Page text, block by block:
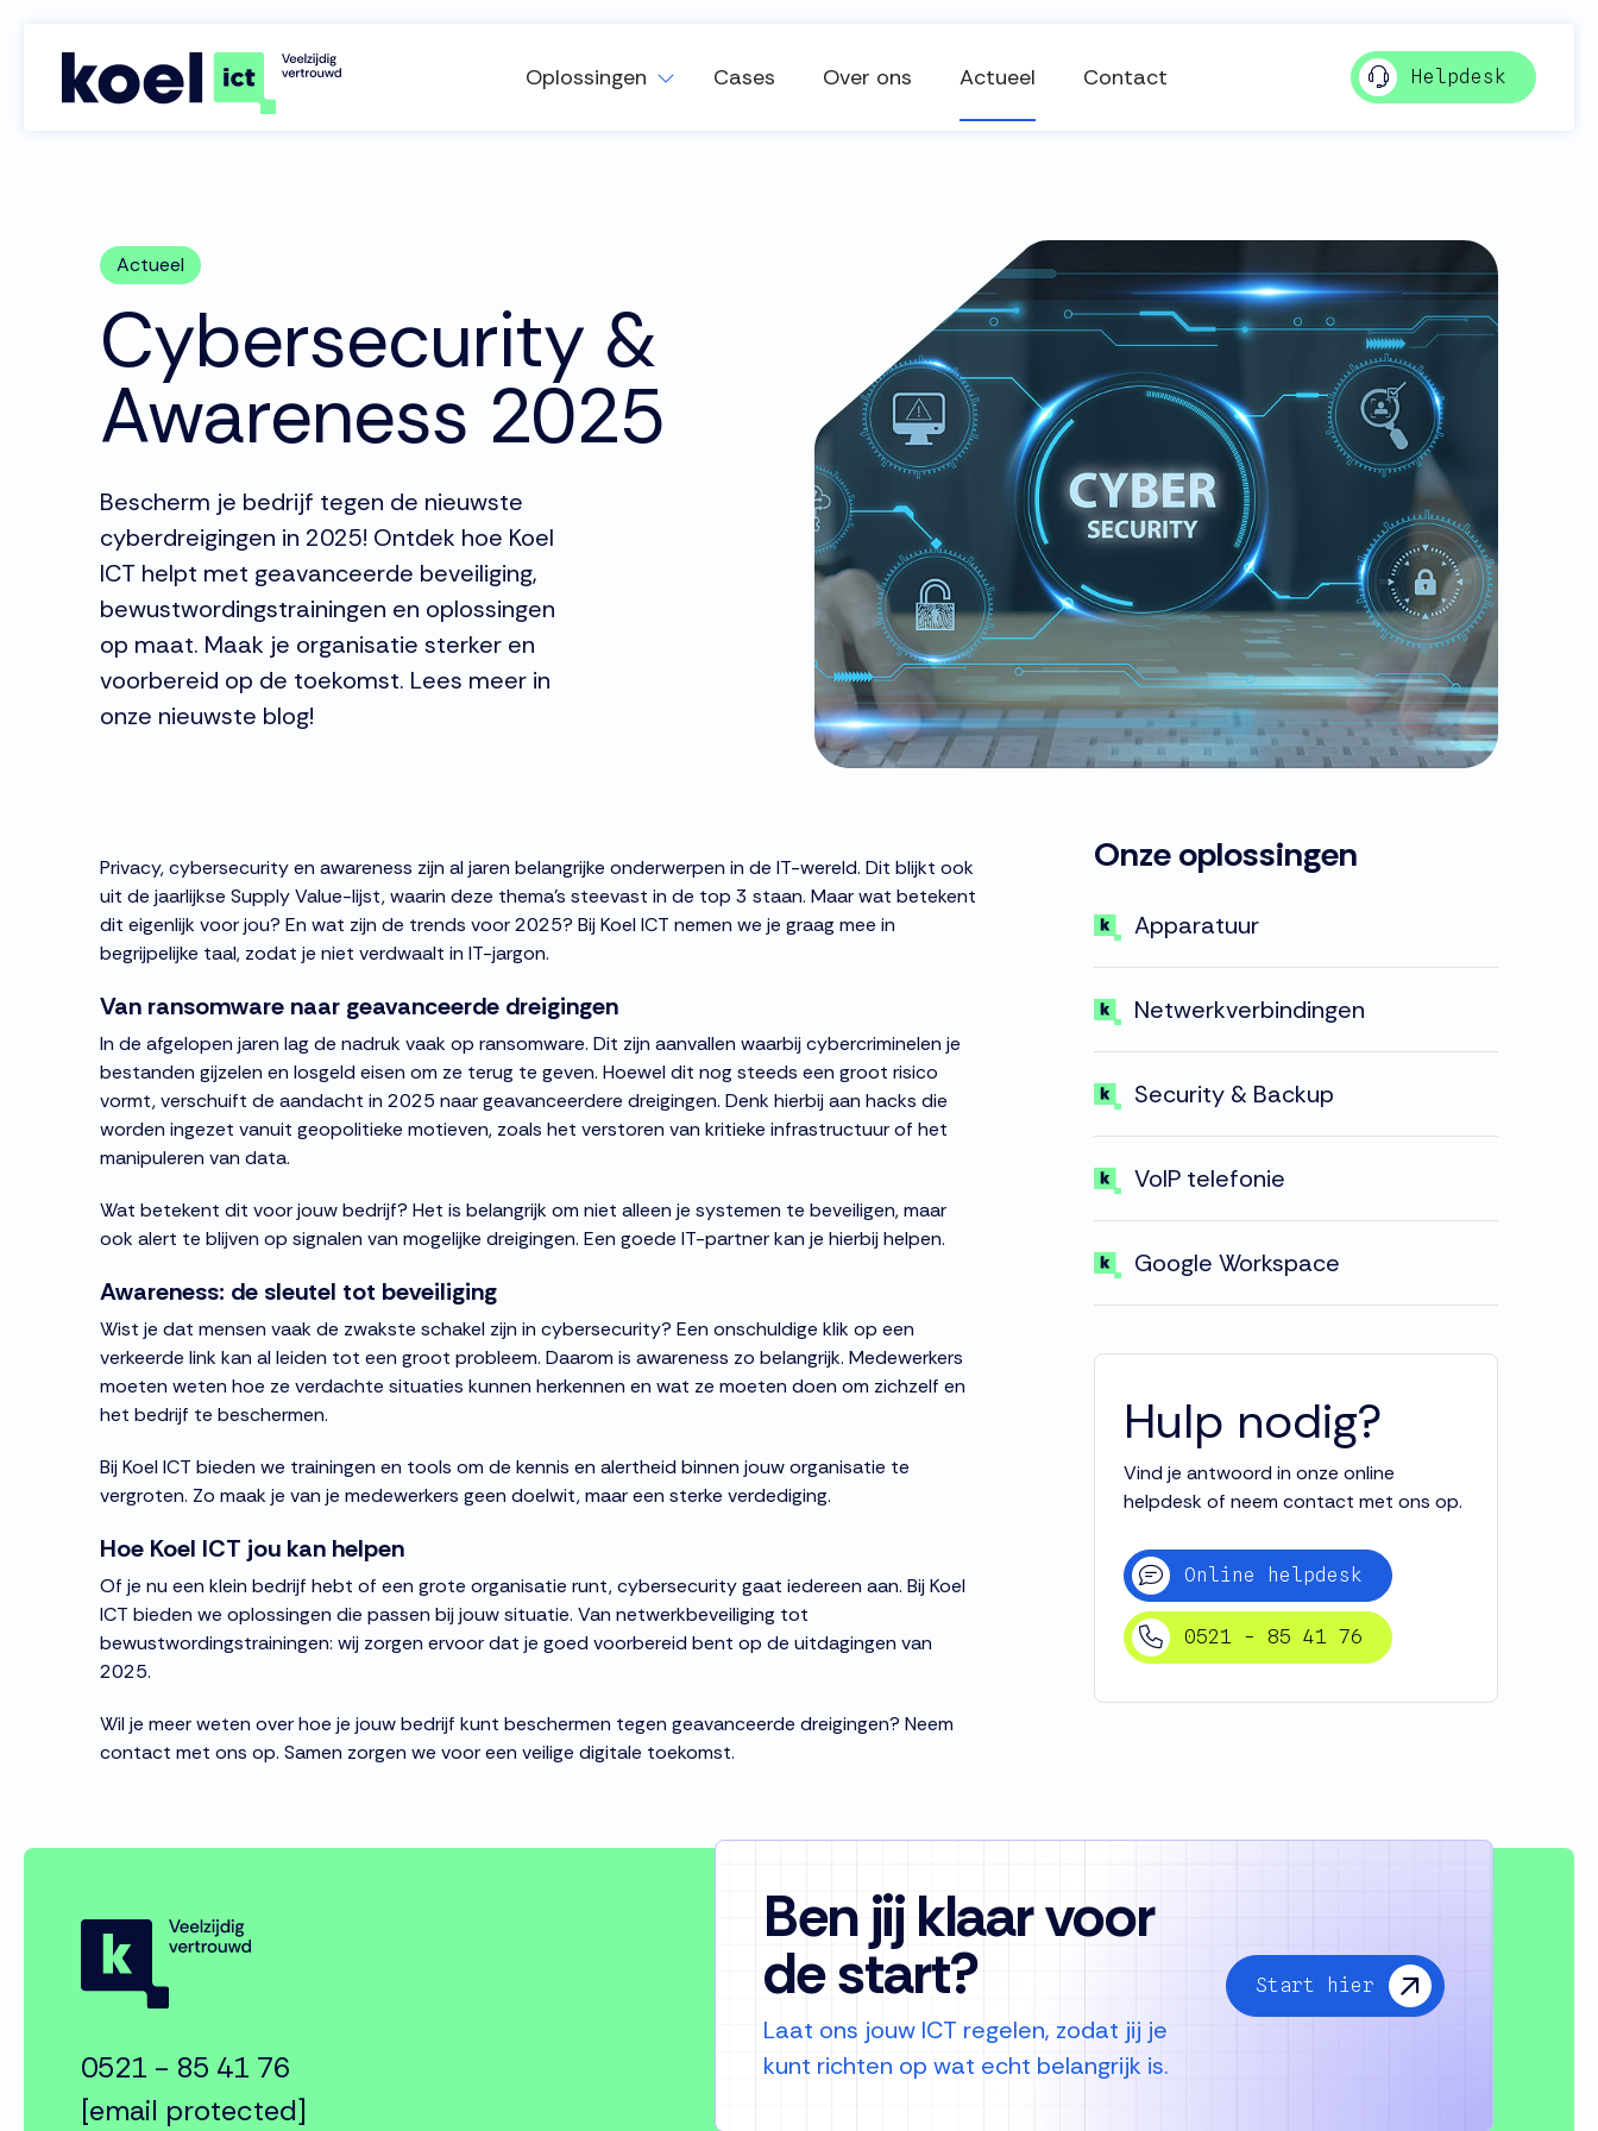
Oplossingen Cases Over ons Actueel Contact Helpdesk
Actueel
Cybersecurity &
Awareness 2025
Bescherm je bedrijf tegen de nieuwste
cyberdreigingen in 2025! Ontdek hoe Koel
ICT helpt met geavanceerde beveiliging,
bewustwordingstrainingen en oplossingen
op maat. Maak je organisatie sterker en
voorbereid op de toekomst. Lees meer in
onze nieuwste blog!
Privacy, cybersecurity en awareness zijn al jaren belangrijke onderwerpen in de IT-wereld. Dit blijkt ook
uit de jaarlijkse Supply Value-lijst, waarin deze thema’s steevast in de top 3 staan. Maar wat betekent
dit eigenlijk voor jou? En wat zijn de trends voor 2025? Bij Koel ICT nemen we je graag mee in
begrijpelijke taal, zodat je niet verdwaalt in IT-jargon.
Van ransomware naar geavanceerde dreigingen
In de afgelopen jaren lag de nadruk vaak op ransomware. Dit zijn aanvallen waarbij cybercriminelen je
bestanden gijzelen en losgeld eisen om ze terug te geven. Hoewel dit nog steeds een groot risico
vormt, verschuift de aandacht in 2025 naar geavanceerdere dreigingen. Denk hierbij aan hacks die
worden ingezet vanuit geopolitieke motieven, zoals het verstoren van kritieke infrastructuur of het
manipuleren van data.
Wat betekent dit voor jouw bedrijf? Het is belangrijk om niet alleen je systemen te beveiligen, maar
ook alert te blijven op signalen van mogelijke dreigingen. Een goede IT-partner kan je hierbij helpen.
Awareness: de sleutel tot beveiliging
Wist je dat mensen vaak de zwakste schakel zijn in cybersecurity? Een onschuldige klik op een
verkeerde link kan al leiden tot een groot probleem. Daarom is awareness zo belangrijk. Medewerkers
moeten weten hoe ze verdachte situaties kunnen herkennen en wat ze moeten doen om zichzelf en
het bedrijf te beschermen.
Bij Koel ICT bieden we trainingen en tools om de kennis en alertheid binnen jouw organisatie te
vergroten. Zo maak je van je medewerkers geen doelwit, maar een sterke verdediging.
Hoe Koel ICT jou kan helpen
Of je nu een klein bedrijf hebt of een grote organisatie runt, cybersecurity gaat iedereen aan. Bij Koel
ICT bieden we oplossingen die passen bij jouw situatie. Van netwerkbeveiliging tot
bewustwordingstrainingen: wij zorgen ervoor dat je goed voorbereid bent op de uitdagingen van
2025.
Wil je meer weten over hoe je jouw bedrijf kunt beschermen tegen geavanceerde dreigingen? Neem
contact met ons op. Samen zorgen we voor een veilige digitale toekomst.
Onze oplossingen
Apparatuur
Netwerkverbindingen
Security & Backup
VoIP telefonie
Google Workspace
Hulp nodig?
Vind je antwoord in onze online
helpdesk of neem contact met ons op.
Online helpdesk
0521 - 85 41 76
0521 - 85 41 76
[email protected]
Ben jij klaar voor
de start?
Laat ons jouw ICT regelen, zodat jij je
kunt richten op wat echt belangrijk is.
Start hier